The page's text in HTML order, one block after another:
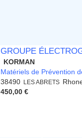
GROUPE
KORMAN
Matériels de Prévention
38490
LES ABRETS
450,00 €